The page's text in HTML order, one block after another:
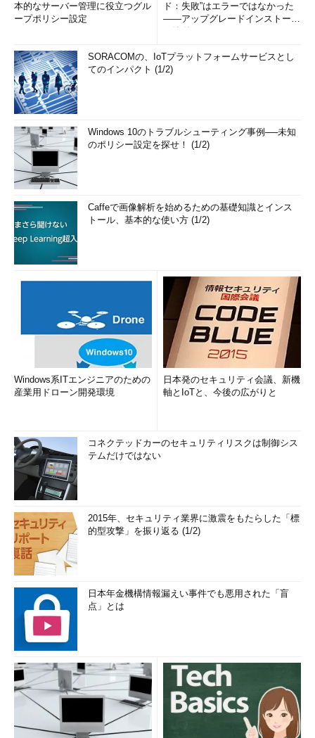
本的なサーバー管理に役立つグル
ープポリシー設定
ド：失敗”はエラーではなかった
――アップグレードインストール
SORACOMの、IoTプラットフォームサービスとし
てのインパクト (1/2)
Windows 10のトラブルシューティング事例──未知
のポリシー設定を探せ！ (1/2)
Caffeで画像解析を始めるための基礎知識とインス
トール、基本的な使い方 (1/2)
Windows系ITエンジニアのための
産業用ドローン開発環境
日本発のセキュリティ会議、新機
軸とIoTと、今後の広がりと
コネクテッドカーのセキュリティリスクは制御シス
テムだけではない
2015年、セキュリティ業界に激震をもたらした「標
的型攻撃」を振り返る (1/2)
日本年金機構情報漏えい事件でも悪用された「盲
点」とは